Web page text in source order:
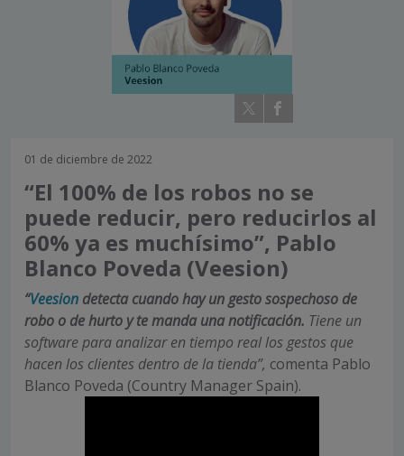
01 de diciembre de 2022
“El 100% de los robos no se
puede reducir, pero reducirlos al
60% ya es muchísimo”, Pablo
Blanco Poveda (Veesion)
“Veesion detecta cuando hay un gesto sospechoso de
robo o de hurto y te manda una notificación. Tiene un
software para analizar en tiempo real los gestos que
hacen los clientes dentro de la tienda”, comenta Pablo
Blanco Poveda (Country Manager Spain).